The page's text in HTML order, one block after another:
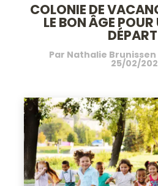
COLONIE DE
LE BON ÂGE POUR
Par Nathalie Brunissen
25/02/